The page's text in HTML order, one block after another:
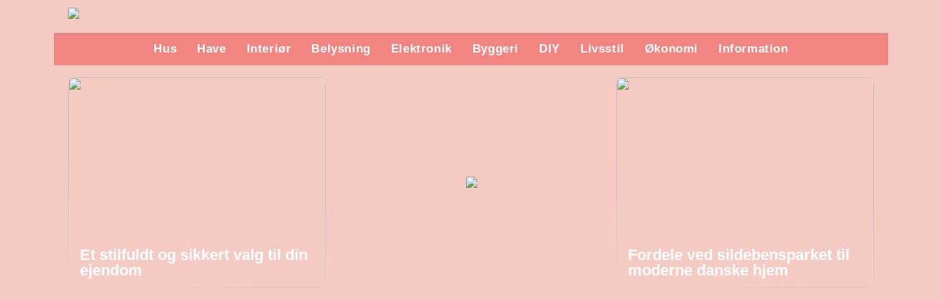
Hus Have Interiør Belysning Elektronik Byggeri DIY Livsstil Økonomi Information
Et stilfuldt og sikkert valg til din
ejendom
Fordele ved sildebensparket til
moderne danske hjem